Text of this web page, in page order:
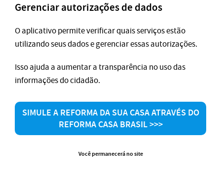
Gerenciar autorizações de dados
O aplicativo permite verificar quais serviços estão
utilizando seus dados e gerenciar essas autorizações.
Isso ajuda a aumentar a transparência no uso das
informações do cidadão.
SIMULE A REFORMA DA SUA CASA ATRAVÉS DO
REFORMA CASA BRASIL >>>
Você permanecerá no site